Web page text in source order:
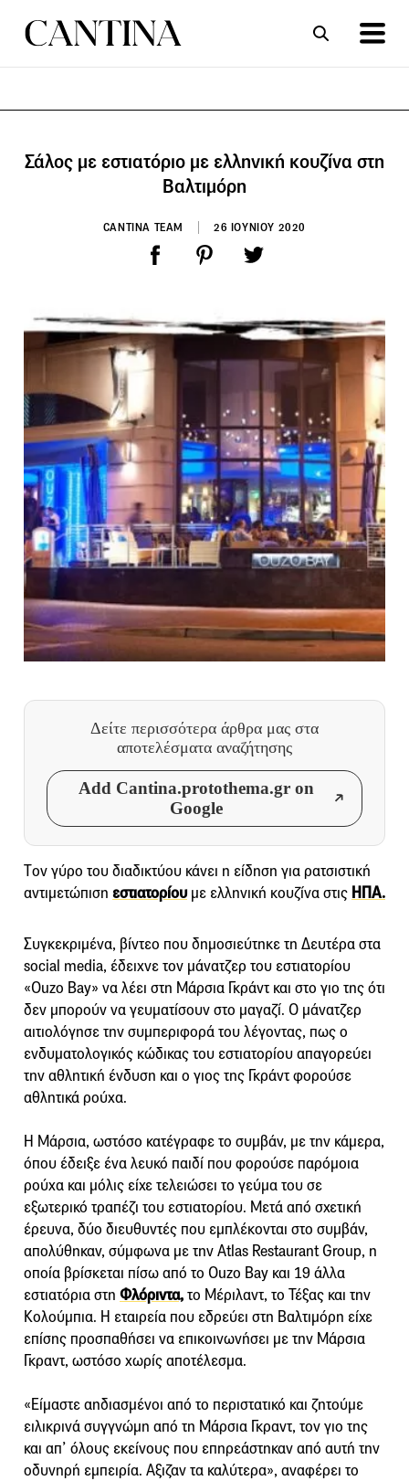
Σάλος με εστιατόριο με ελληνική κουζίνα στη
Βαλτιμόρη
CANTINA TEAM 26 ΙΟΥΝΙΟΥ 2020
Δείτε περισσότερα άρθρα μας στα
αποτελέσματα αναζήτησης
Add Cantina.protothema.gr on
Google
Tον γύρο του διαδικτύου κάνει η είδηση για ρατσιστική
αντιμετώπιση εστιατορίου με ελληνική κουζίνα στις ΗΠΑ.
Συγκεκριμένα, βίντεο που δημοσιεύτηκε τη Δευτέρα στα
social media, έδειχνε τον μάνατζερ του εστιατορίου
«Ouzo Bay» να λέει στη Μάρσια Γκράντ και στο γιο της ότι
δεν μπορούν να γευματίσουν στο μαγαζί. Ο μάνατζερ
αιτιολόγησε την συμπεριφορά του λέγοντας, πως ο
ενδυματολογικός κώδικας του εστιατορίου απαγορεύει
την αθλητική ένδυση και ο γιος της Γκράντ φορούσε
αθλητικά ρούχα.
Η Μάρσια, ωστόσο κατέγραφε το συμβάν, με την κάμερα,
όπου έδειξε ένα λευκό παιδί που φορούσε παρόμοια
ρούχα και μόλις είχε τελειώσει το γεύμα του σε
εξωτερικό τραπέζι του εστιατορίου. Μετά από σχετική
έρευνα, δύο διευθυντές που εμπλέκονται στο συμβάν,
απολύθηκαν, σύμφωνα με την Atlas Restaurant Group, η
οποία βρίσκεται πίσω από το Ouzo Bay και 19 άλλα
εστιατόρια στη Φλόριντα,το Μέριλαντ, το Τέξας και την
Κολούμπια. Η εταιρεία που εδρεύει στη Βαλτιμόρη είχε
επίσης προσπαθήσει να επικοινωνήσει με την Μάρσια
Γκραντ, ωστόσο χωρίς αποτέλεσμα.
«Είμαστε αηδιασμένοι από το περιστατικό και ζητούμε
ειλικρινά συγγνώμη από τη Μάρσια Γκραντ, τον γιο της
και απ’ όλους εκείνους που επηρεάστηκαν από αυτή την
οδυνηρή εμπειρία. Αξιζαν τα καλύτερα», αναφέρει το